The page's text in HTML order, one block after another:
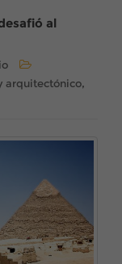
al
arquitectónico,